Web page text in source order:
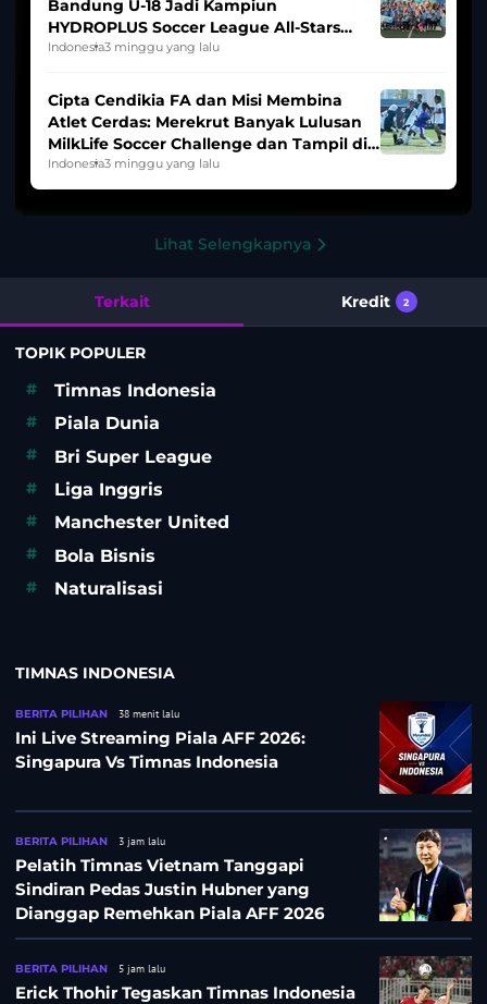
Bandung U-18 Jadi Kampiun
HYDROPLUS Soccer League All-Stars
2025/2026
Indonesia3 minggu yang lalu
Cipta Cendikia FA dan Misi Membina
Atlet Cerdas: Merekrut Banyak Lulusan
MilkLife Soccer Challenge dan Tampil di
HYDROPLUS Soccer League
Indonesia3 minggu yang lalu
Lihat Selengkapnya
Terkait Kredit 2
TOPIK POPULER
#
Timnas Indonesia
# Piala Dunia
# Bri Super League
# Liga Inggris
# Manchester United
# Bola Bisnis
# Naturalisasi
TIMNAS INDONESIA
BERITA PILIHAN 38 menit lalu
Ini Live Streaming Piala AFF 2026:
Singapura Vs Timnas Indonesia
BERITA PILIHAN 3 jam lalu
Pelatih Timnas Vietnam Tanggapi
Sindiran Pedas Justin Hubner yang
Dianggap Remehkan Piala AFF 2026
BERITA PILIHAN 5 jam lalu
Erick Thohir Tegaskan Timnas Indonesia